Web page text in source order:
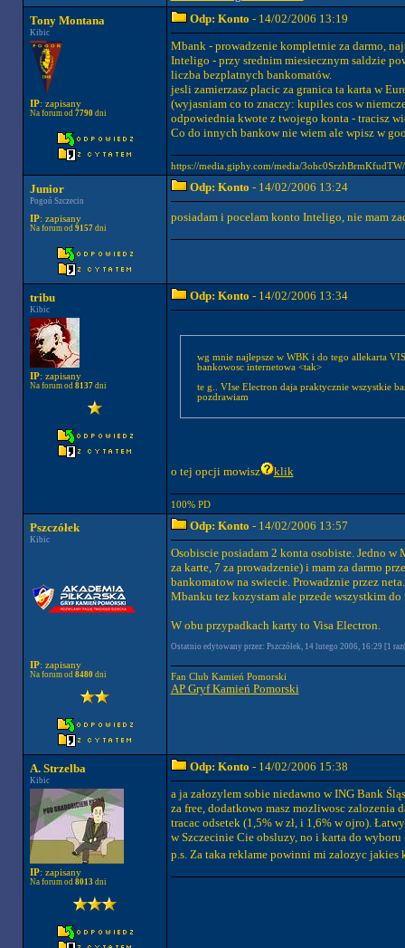
Tony Montana
Kibic
IP: zapisany
Na forum od 7790dni
Odp: Konto - 14/02/2006 13:19
Mbank - prowadzenie kompletnie za darmo,
Inteligo - przy srednim miesiecznym saldzie
liczba bezplatnych bankomatów.
jesli zamierzasz placic za granica ta karta w
(wyjasniam co to znaczy: kupiles cos w
odpowiednia kwote z twojego konta - tracisz
Co do innych bankow nie wiem ale wpisz w
https://media.giphy.com/media/
Junior
Pogoń Szczecin
IP: zapisany
Na forum od 9157dni
Odp: Konto - 14/02/2006 13:24
posiadam i pocelam konto Inteligo, nie mam
tribu
Kibic
IP: zapisany
Na forum od 8137dni
Odp: Konto - 14/02/2006 13:34
wg mnie najlepsze w WBK i do tego allekarta
bankowosc internetowa <tak>
te g.. VIse Electron daja praktycznie wszystkie
pozdrawiam
o tej opcji mowisz klik
100% PD
Pszczółek
Kibic
IP: zapisany
Na forum od 8480dni
Odp: Konto - 14/02/2006 13:57
Osobiscie posiadam 2 konta osobiste. Jedno
za karte, 7 za prowadzenie) i mam za darmo
bankomatow na swiecie. Prowadznie przez
Mbanku tez kozystam ale przede wszystkim
W obu przypadkach karty to Visa Electron.
Ostatnio edytowany przez: Pszczółek, 14 lutego 2006, 16:29 [1
Fan Club Kamień Pomorski
AP Gryf Kamień Pomorski
A. Strzelba
Kibic
IP: zapisany
Na forum od 8013dni
Odp: Konto - 14/02/2006 15:38
a ja załozylem sobie niedawno w ING Bank
za free, dodatkowo masz mozliwosc
tracac odsetek (1,5% w zł, i 1,6% w ojro).
w Szczecinie Cie obsluzy, no i karta do wyboru
p.s. Za taka reklame powinni mi zalozyc